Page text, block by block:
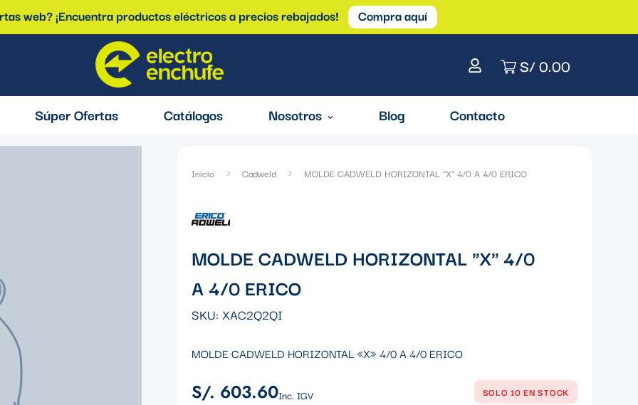
web? ¡Encuentra productos eléctricos a precios rebajados! Compra aquí
S/ 0.00
Súper Ofertas Catálogos Nosotros Blog Contacto
Inicio Cadweld MOLDE CADWELD HORIZONTAL "X" 4/0 A 4/0 ERICO
MOLDE CADWELD HORIZONTAL "X" 4/0
A 4/0 ERICO
SKU: XAC2Q2QI
MOLDE CADWELD HORIZONTAL «X» 4/0 A 4/0 ERICO
Precio
S/. 603.60Inc. IGV SOLO 10 EN STOCK